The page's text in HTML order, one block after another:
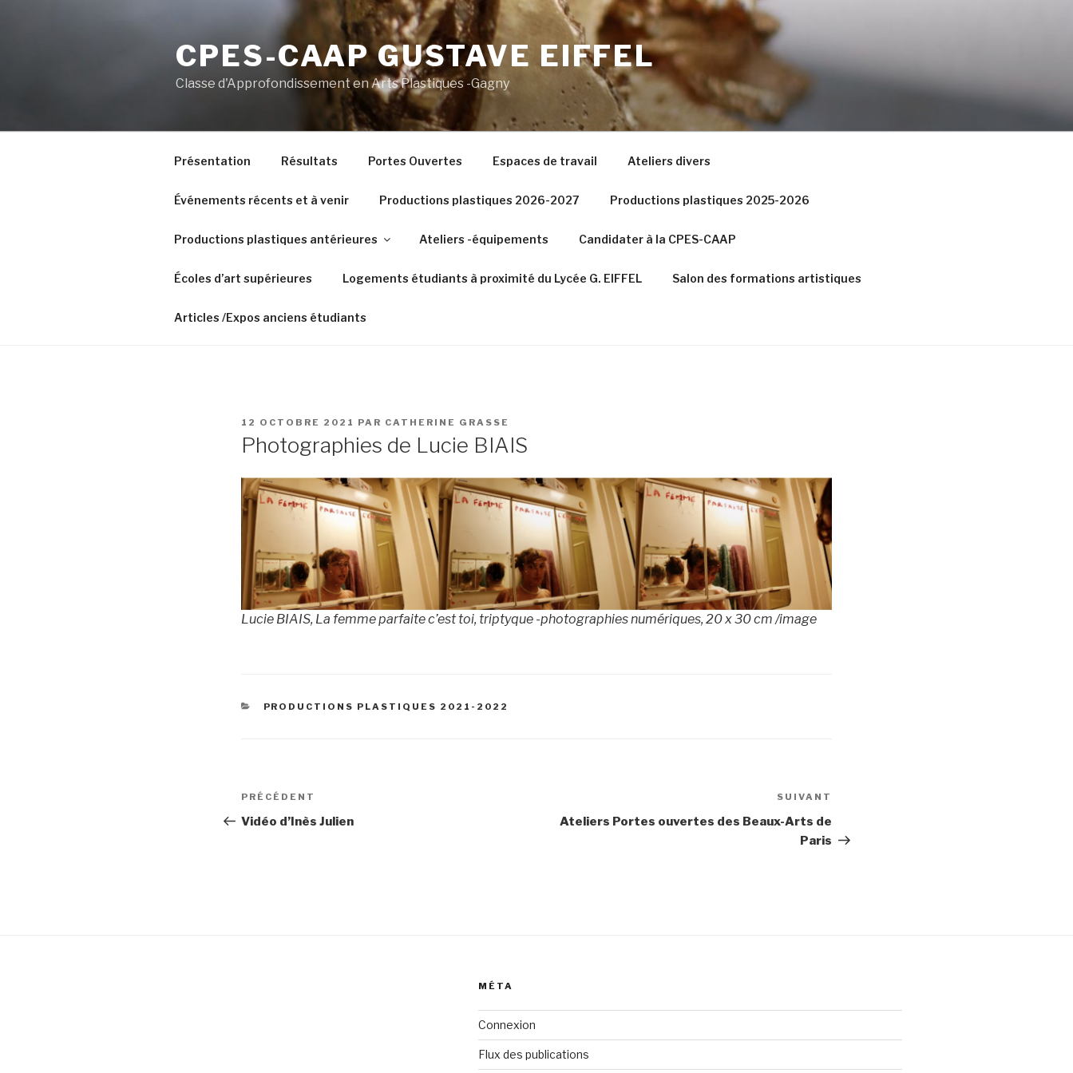
CPES-CAAP GUSTAVE EIFFEL
Classe d'Approfondissement en Arts Plastiques -Gagny
Présentation Résultats Portes Ouvertes Espaces de travail Ateliers divers
Événements récents et à venir Productions plastiques 2026-2027 Productions plastiques 2025-2026
Productions plastiques antérieures Ateliers -équipements Candidater à la CPES-CAAP
Écoles d’art supérieures Logements étudiants à proximité du Lycée G. EIFFEL Salon des formations artistiques
Articles /Expos anciens étudiants
PUBLIÉ
12 OCTOBRE 2021 PAR CATHERINE GRASSE
Photographies de Lucie BIAIS
Lucie BIAIS, La femme parfaite c’est toi, triptyque -photographies numériques, 20 x 30 cm /image
CATÉGORIES
PRODUCTIONS PLASTIQUES 2021-2022
Navigation
de
Article
précédent
PRÉCÉDENT
Vidéo d’Inès Julien
SUIVANT
Ateliers Portes ouvertes des Beaux-Arts de
Paris
MÉTA
Connexion
Flux des publications